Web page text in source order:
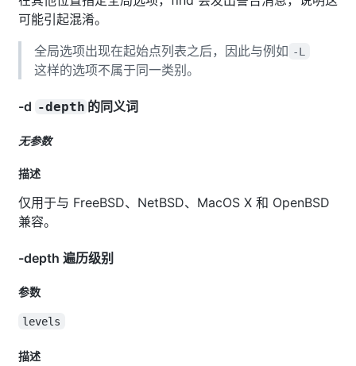
可能引起混淆。
全局选项出现在起始点列表之后，因此与例如 -L
这样的选项不属于同一类别。
-d -depth 的同义词
无参数
描述
仅用于与 FreeBSD、NetBSD、MacOS X 和 OpenBSD
兼容。
-depth 遍历级别
参数
levels
描述